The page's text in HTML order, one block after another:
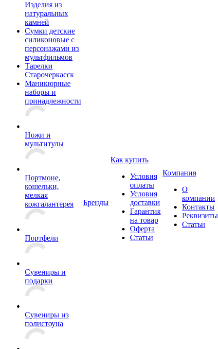
Изделия из
натуральных
камней
Сумки детские
силиконовые с
персонажами из
мультфильмов
Тарелки
Старочеркасск
Маникюрные
наборы и
принадлежности
Ножи и
мультитулы
Портмоне,
кошельки,
мелкая
кожгалантерея
Портфели
Сувениры и
подарки
Сувениры из
полистоуна
Бренды
Как купить
Условия
оплаты
Условия
доставки
Гарантия
на товар
Оферта
Статьи
Компания
О
компании
Контакты
Реквизиты
Статьи